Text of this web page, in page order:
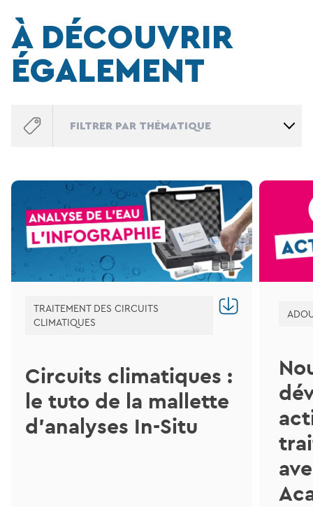
À DÉCOUVRIR
ÉGALEMENT
TRAITEMENT DES CIRCUITS
CLIMATIQUES
Circuits climatiques :
le tuto de la mallette
d’analyses In-Situ